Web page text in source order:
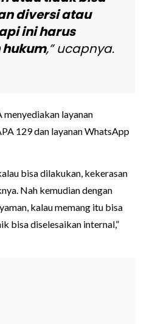
diversi atau
ini harus
hukum,” ucapnya.
menyediakan layanan
129 dan layanan WhatsApp
bisa dilakukan, kekerasan
Nah kemudian dengan
kalau memang itu bisa
bisa diselesaikan internal,”